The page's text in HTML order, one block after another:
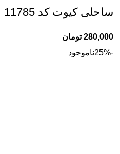
ساحلی کیوت کد 11785
280,000 تومان
-25% ناموجود